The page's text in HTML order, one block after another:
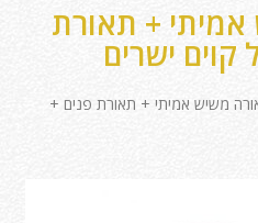
+ תאורת
קוים ישרים
משיש אמיתי + תאורת פנים +